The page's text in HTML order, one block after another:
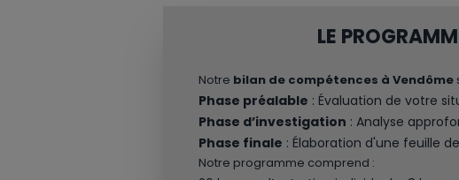
LE
Notre bilan de compétences à Vendôme
Phase préalable : Évaluation de votre
Phase d’investigation : Analyse
Phase finale : Élaboration d'une feuille
Notre programme comprend :